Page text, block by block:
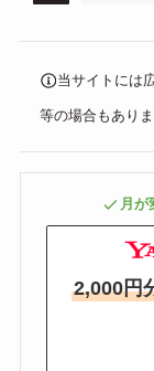
当サイトには
等の場合もありま
月が
2,000円